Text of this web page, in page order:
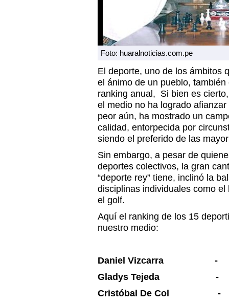
Foto: huaralnoticias.com.pe
El deporte, uno de los ámbitos
el ánimo de un pueblo,
ranking anual, Si bien es
el medio no ha logrado
peor aún, ha mostrado un
calidad, entorpecida por
siendo el preferido de las
Sin embargo, a pesar de
deportes colectivos, la gran
“deporte rey” tiene, inclinó la
disciplinas individuales como
el golf.
Aquí el ranking de los 15
nuestro medio:
Daniel Vizcarra -
Gladys Tejeda -
Cristóbal De Col -